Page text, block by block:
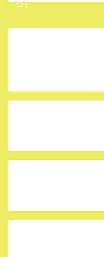
0